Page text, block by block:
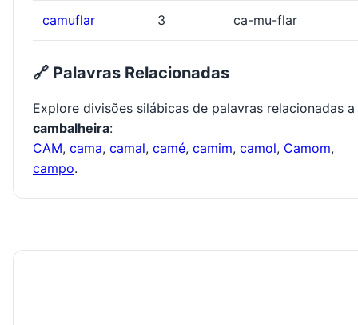
camuflar 3 ca-mu-flar
🔗 Palavras Relacionadas
Explore divisões silábicas de palavras relacionadas a
cambalheira:
CAM, cama, camal, camé, camim, camol, Camom,
campo.